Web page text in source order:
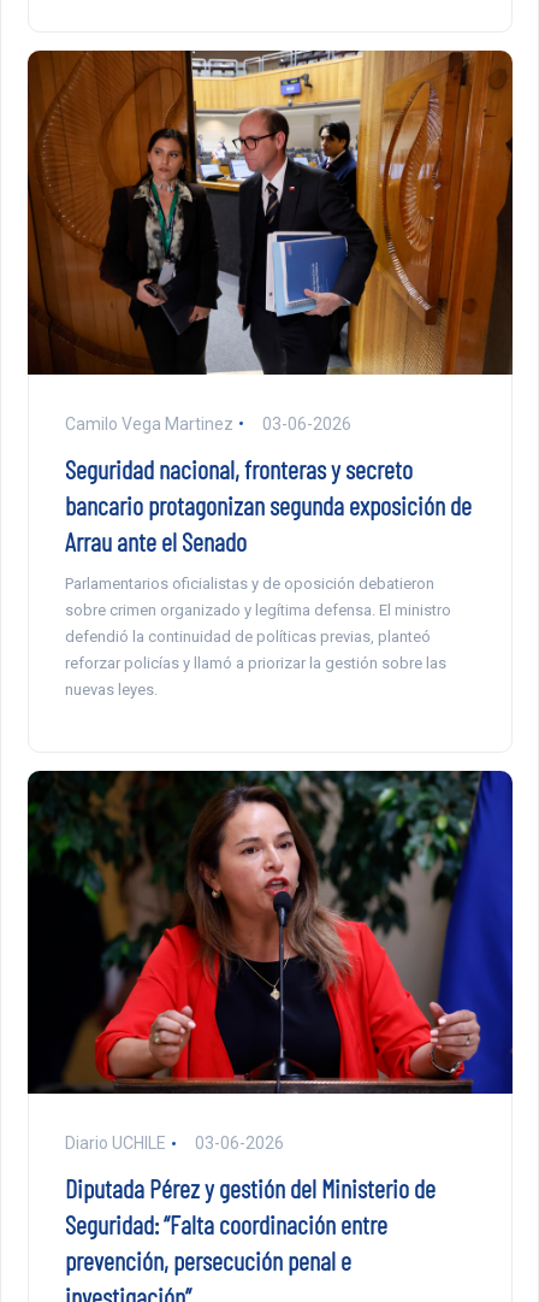
Camilo Vega Martinez 03-06-2026
Seguridad nacional, fronteras y secreto
bancario protagonizan segunda exposición de
Arrau ante el Senado
Parlamentarios oficialistas y de oposición debatieron
sobre crimen organizado y legítima defensa. El ministro
defendió la continuidad de políticas previas, planteó
reforzar policías y llamó a priorizar la gestión sobre las
nuevas leyes.
Diario UCHILE 03-06-2026
Diputada Pérez y gestión del Ministerio de
Seguridad: “Falta coordinación entre
prevención, persecución penal e